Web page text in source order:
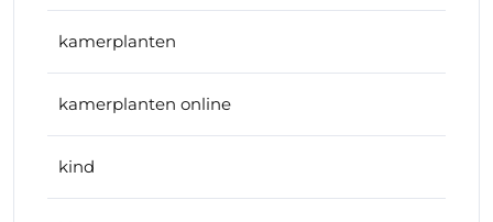
kamerplanten
kamerplanten online
kind